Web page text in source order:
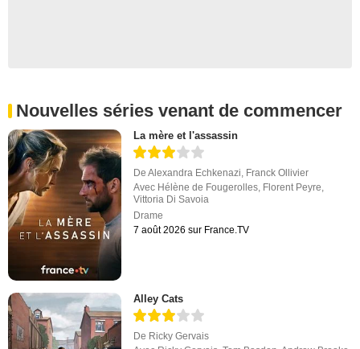
Nouvelles séries venant de commencer
La mère et l'assassin
DeAlexandra Echkenazi Franck Ollivier
Avec Hélène de Fougerolles Florent Peyre
Vittoria Di Savoia
Drame
7 août 2026 sur France.TV
Alley Cats
De Ricky Gervais